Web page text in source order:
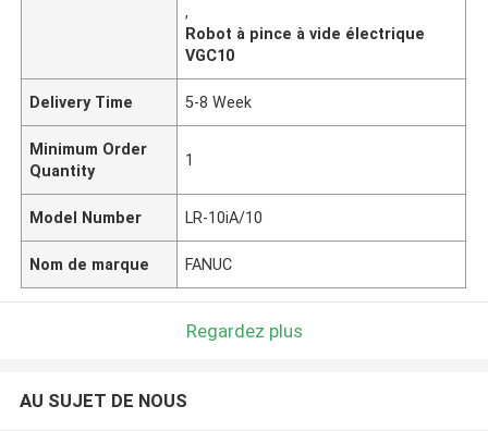
,
Robot à pince à vide électrique
VGC10
Delivery Time 5-8 Week
Minimum Order
Quantity
1
Model Number LR-10iA/10
Nom de marque FANUC
Regardez plus
AU SUJET DE NOUS